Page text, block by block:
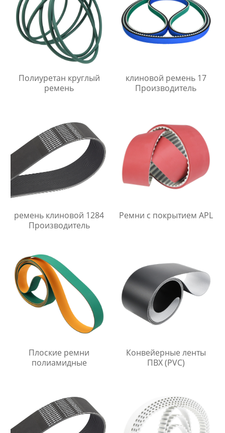
Полиуретан круглый
ремень
клиновой ремень 17
Производитель
ремень клиновой 1284
Производитель
Ремни с покрытием APL
Плоские ремни
полиамидные
Конвейерные ленты
ПВХ (PVC)